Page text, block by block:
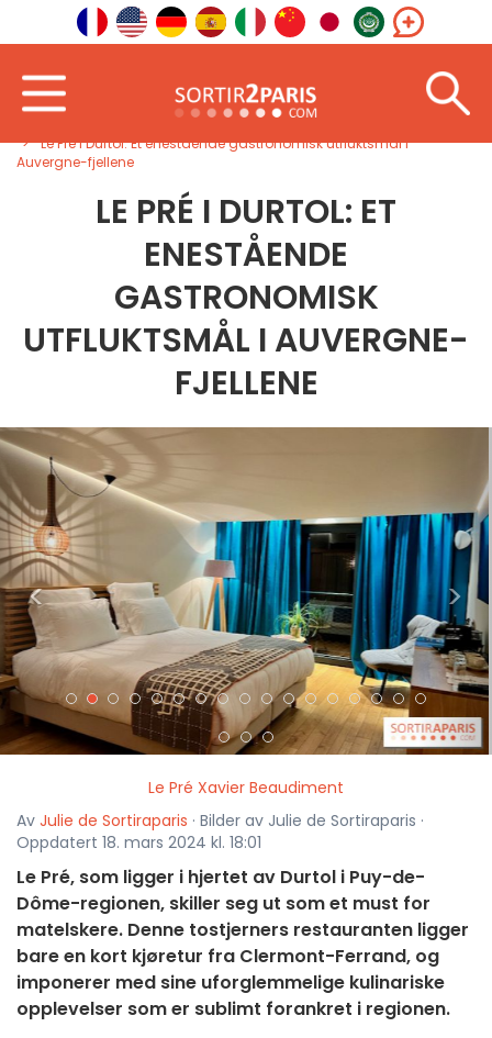
Le Pré i Durtol: Et enestående gastronomisk utfluktsmål i
Auvergne-fjellene
LE PRÉ I DURTOL: ET
ENESTÅENDE
GASTRONOMISK
UTFLUKTSMÅL I AUVERGNE-
FJELLENE
< >
Le Pré Xavier Beaudiment
Av Julie de Sortiraparis · Bilder av Julie de Sortiraparis ·
Oppdatert 18. mars 2024 kl. 18:01
Le Pré, som ligger i hjertet av Durtol i Puy-de-
Dôme-regionen, skiller seg ut som et must for
matelskere. Denne tostjerners restauranten ligger
bare en kort kjøretur fra Clermont-Ferrand, og
imponerer med sine uforglemmelige kulinariske
opplevelser som er sublimt forankret i regionen.